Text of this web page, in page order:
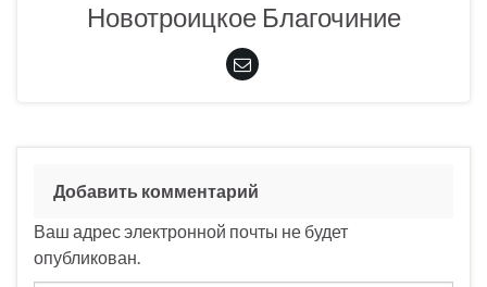
Новотроицкое Благочиние
Добавить комментарий
Ваш адрес электронной почты не будет
опубликован.